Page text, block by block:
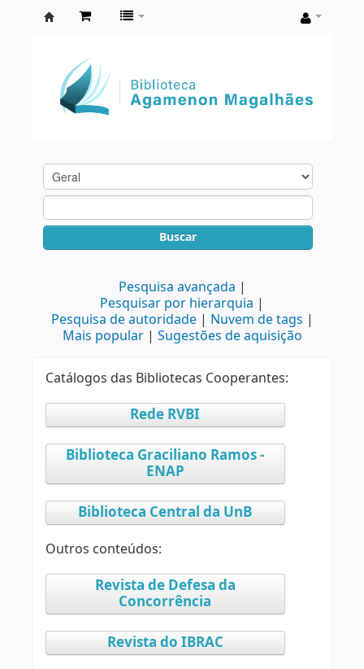
Agamenon
Magalhães
Buscar
Pesquisa avançada
Pesquisar por hierarquia
Pesquisa de autoridade
Nuvem de tags
Mais popular
Sugestões de aquisição
Catálogos das Bibliotecas Cooperantes:
Rede RVBI
Biblioteca Graciliano Ramos -
ENAP
Biblioteca Central da UnB
Outros conteúdos:
Revista de Defesa da
Concorrência
Revista do IBRAC